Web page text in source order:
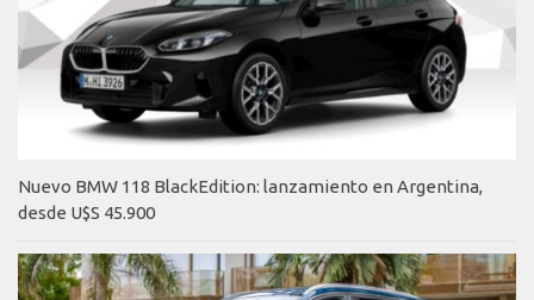
Nuevo BMW 118 BlackEdition: lanzamiento en Argentina,
desde U$S 45.900